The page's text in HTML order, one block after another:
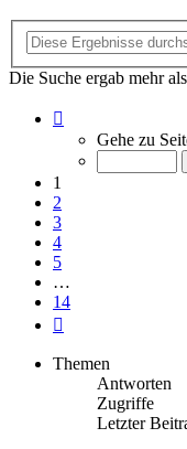
Die Suche ergab mehr
von
Gehe zu
1
2
3
4
5
…
14
Themen
Antworten
Zugriffe
Letzter